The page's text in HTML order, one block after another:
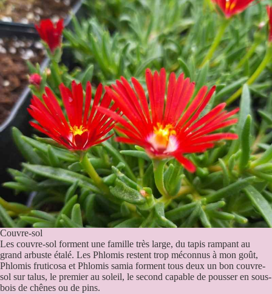
Couvre-sol
Les couvre-sol forment une famille très large, du tapis rampant au
grand arbuste étalé. Les Phlomis restent trop méconnus à mon goût,
Phlomis fruticosa et Phlomis samia forment tous deux un bon couvre-
sol sur talus, le premier au soleil, le second capable de pousser en sous-
bois de chênes ou de pins.